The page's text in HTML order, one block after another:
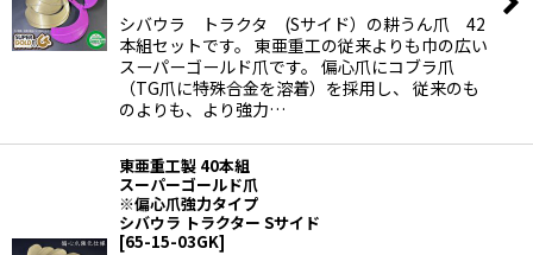
シバウラ トラクタ (Sサイド）の耕うん爪 42
本組セットです。 東亜重工の従来よりも巾の広い
スーパーゴールド爪です。 偏心爪にコブラ爪
（TG爪に特殊合金を溶着）を採用し、 従来のも
のよりも、より強力…
東亜重工製 40本組
スーパーゴールド爪
※偏心爪強力タイプ
シバウラ トラクター Sサイド
[65-15-03GK]